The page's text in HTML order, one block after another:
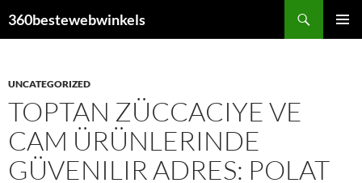
naar
360bestewebwinkels
UNCATEGORIZED
TOPTAN ZÜCCACIYE VE
CAM ÜRÜNLERINDE
GÜVENILIR ADRES: POLAT